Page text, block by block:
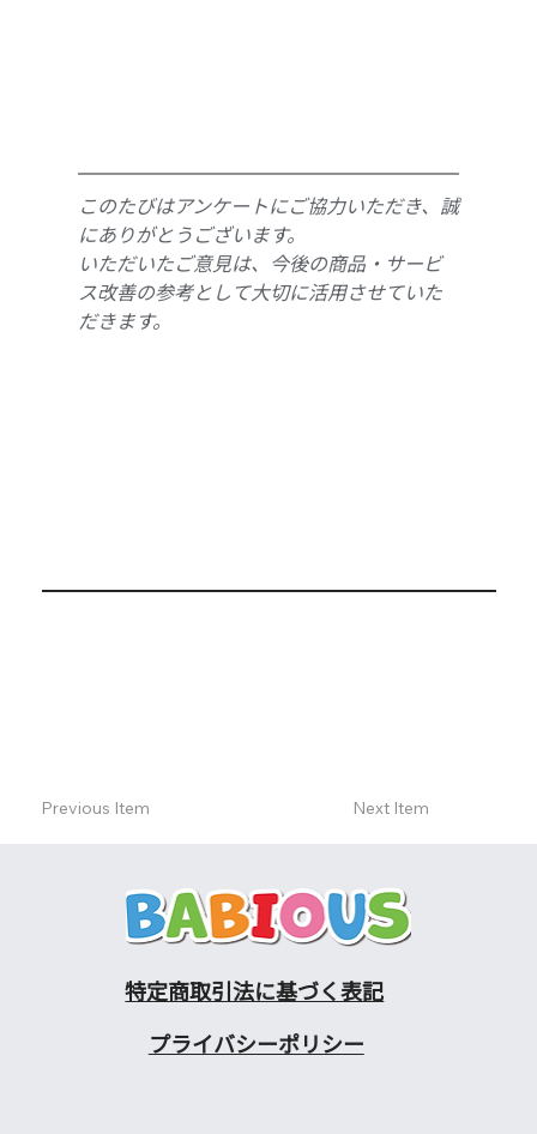
このたびはアンケートにご協力いただき、誠
にありがとうございます。
いただいたご意見は、今後の商品・サービ
ス改善の参考として大切に活用させていた
だきます。
Previous Item Next Item
特定商取引法に基づく表記
プライバシーポリシー